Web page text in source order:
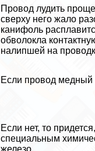
Провод лудить
сверху него жало
канифоль
обволокла
налипшей на
Если провод медный
Если нет, то
специальным